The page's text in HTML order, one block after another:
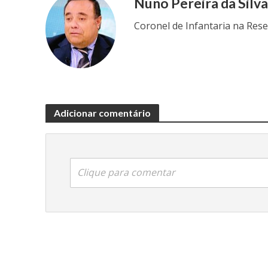
Coronel de Infantaria na
Adicionar comentário
Clique para comentar